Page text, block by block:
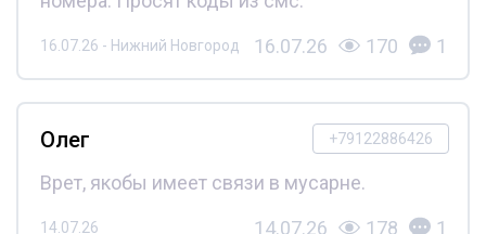
16.07.26 - Нижний Новгород 16.07.26 170 1
+79122886426
Олег
Врет, якобы имеет связи в мусарне.
14.07.26 14.07.26 178 1